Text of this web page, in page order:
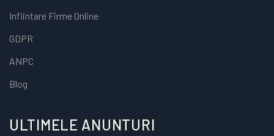
Infiintare Firme Online
GDPR
ANPC
Blog
ULTIMELE ANUNTURI